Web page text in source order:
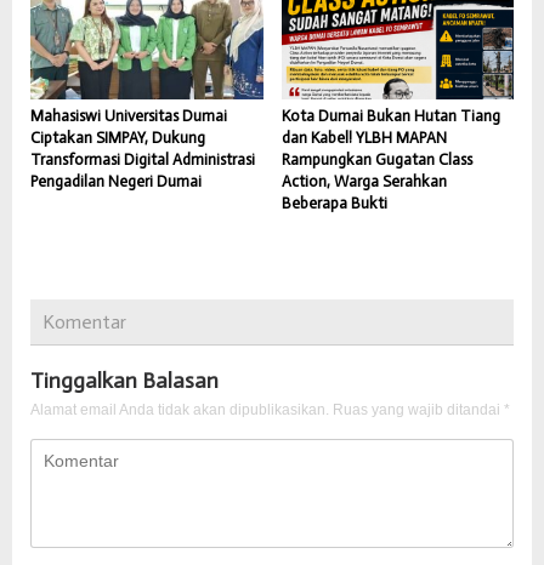
Mahasiswi Universitas Dumai
Ciptakan SIMPAY, Dukung
Transformasi Digital Administrasi
Pengadilan Negeri Dumai
Kota Dumai Bukan Hutan Tiang
dan Kabel! YLBH MAPAN
Rampungkan Gugatan Class
Action, Warga Serahkan
Beberapa Bukti
Komentar
Tinggalkan Balasan
Alamat email Anda tidak akan dipublikasikan. Ruas yang wajib ditandai *